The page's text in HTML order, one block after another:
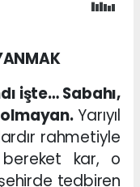
işte… Sabahı,
Yarıyıl
rahmetiyle
kar, o
tedbiren